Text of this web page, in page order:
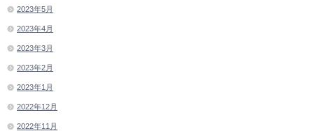
2023年5月
2023年4月
2023年3月
2023年2月
2023年1月
2022年12月
2022年11月